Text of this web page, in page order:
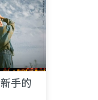
手的